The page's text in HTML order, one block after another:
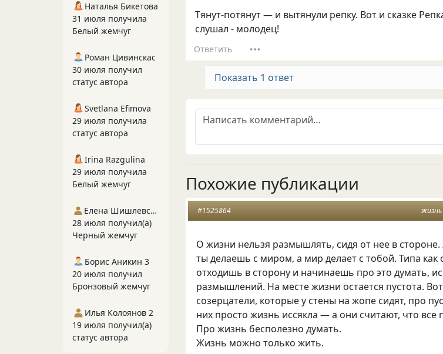
Тянут-потянут — и вытянули репку. Вот и сказке
слушал - молодец!
Ответить
Показать 1 ответ
Похожие публикации
жизнь
#1525864
О жизни нельзя размышлять, сидя от нее в
ты делаешь с миром, а мир делает с тобой. Типа как
отходишь в сторону и начинаешь про это думать,
размышлений. На месте жизни остается пустота.
созерцатели, которые у стены на жопе сидят, про
них просто жизнь иссякла — а они считают, что все
Про жизнь бесполезно думать.
Жизнь можно только жить.
Наталья Бикетова
31 июля получила
Белый жемчуг
Роман Цивинскас
30 июля получил
статус автора
Svetlana Efimova
29 июля получила
статус автора
Irina Razgulina
29 июля получила
Белый жемчуг
Елена Шишлевская
28 июля получил(а)
Черный жемчуг
Борис Аникин 3
20 июля получил
Бронзовый жемчуг
Илья Колоянов 2
19 июля получил(а)
статус автора